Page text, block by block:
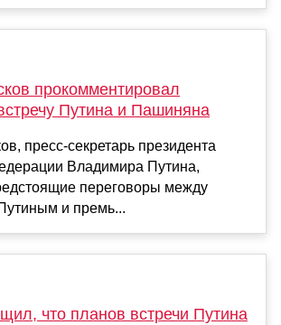
прокомментировал
Путина и Пашиняна
пресс-секретарь президента
Владимира Путина,
переговоры между
и премь...
что планов встречи Путина